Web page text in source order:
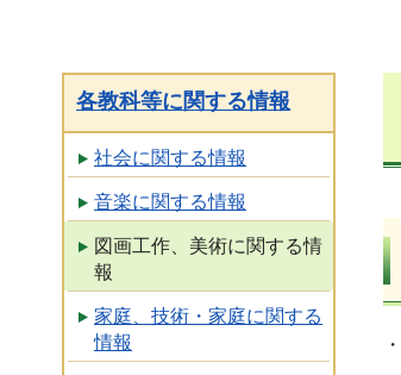
各教科等に関する情報
社会に関する情報
音楽に関する情報
図画工作、美術に関する情
報
家庭、技術・家庭に関する
情報
・